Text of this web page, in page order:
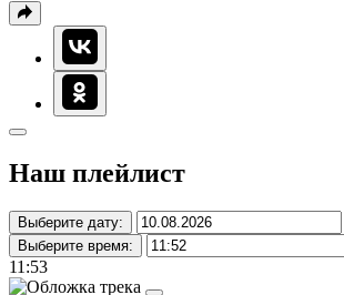
Наш плейлист
Выберите дату:
Выберите время:
11:53